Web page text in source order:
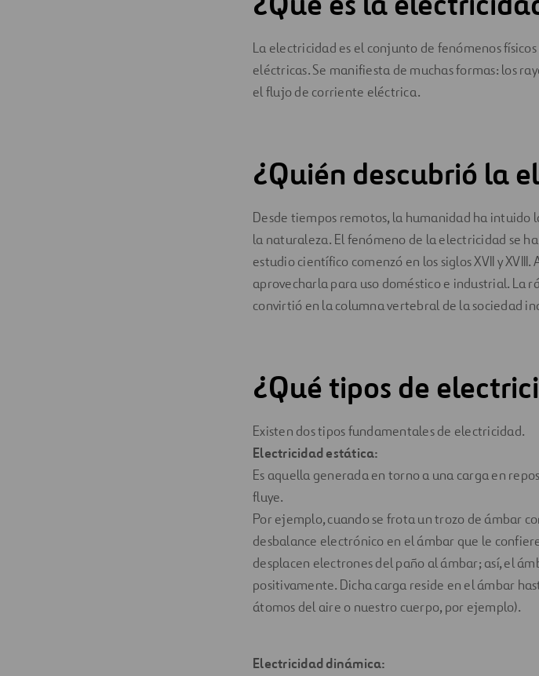
Digitalización
Ingeniería
La electricidad es el conjunto de fenómenos
eléctricas. Se manifiesta de muchas formas: los
el flujo de corriente eléctrica.
¿Quién descubrió la
Desde tiempos remotos, la humanidad ha intuido
la naturaleza. El fenómeno de la electricidad se
estudio científico comenzó en los siglos XVII y
aprovecharla para uso doméstico e industrial. La
convirtió en la columna vertebral de la sociedad
¿Qué tipos de
Existen dos tipos fundamentales de electricidad.
Electricidad estática:
Es aquella generada en torno a una carga en
fluye.
Por ejemplo, cuando se frota un trozo de ámbar
desbalance electrónico en el ámbar que le
desplacen electrones del paño al ámbar; así, el
positivamente. Dicha carga reside en el ámbar
átomos del aire o nuestro cuerpo, por ejemplo).
Electricidad dinámica: